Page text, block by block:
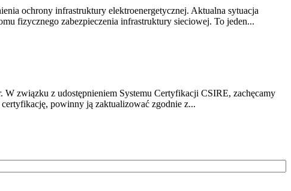
ochrony infrastruktury elektroenergetycznej. Aktualna sytuacja
fizycznego zabezpieczenia infrastruktury sieciowej. To jeden...
związku z udostępnieniem Systemu Certyfikacji CSIRE, zachęcamy
powinny ją zaktualizować zgodnie z...